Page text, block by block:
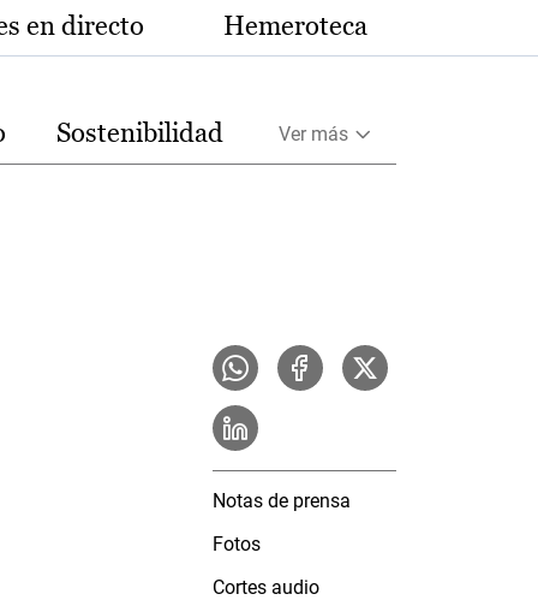
en directo Hemeroteca
Sostenibilidad Ver más
Notas de prensa
Fotos
Cortes audio